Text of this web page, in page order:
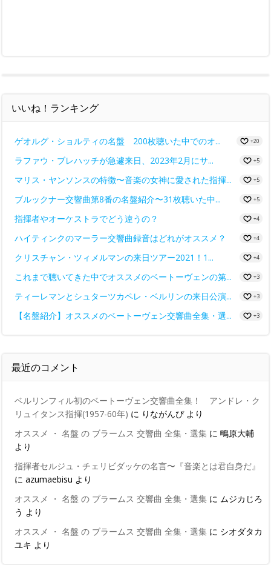
いいね！ランキング
ゲオルグ・ショルティの名盤 200枚聴いた中でのオ... +20
ラファウ・ブレハッチが急遽来日、2023年2月にサ... +5
マリス・ヤンソンスの特徴〜音楽の女神に愛された指揮... +5
ブルックナー交響曲第8番の名盤紹介〜31枚聴いた中... +5
指揮者やオーケストラでどう違うの？ +4
ハイティンクのマーラー交響曲録音はどれがオススメ？ +4
クリスチャン・ツィメルマンの来日ツアー2021！1... +4
これまで聴いてきた中でオススメのベートーヴェンの第... +3
ティーレマンとシュターツカペレ・ベルリンの来日公演... +3
【名盤紹介】オススメのベートーヴェン交響曲全集・選... +3
最近のコメント
ベルリンフィル初のベートーヴェン交響曲全集！ アンドレ・ク
リュイタンス指揮(1957-60年) に りながんぴより
オススメ ・ 名盤 の ブラームス 交響曲 全集・選集 に 鴫原大輔
より
指揮者セルジュ・チェリビダッケの名言〜『音楽とは君自身だ』
に azumaebisu より
オススメ ・ 名盤 の ブラームス 交響曲 全集・選集 に ムジカじろ
う より
オススメ ・ 名盤 の ブラームス 交響曲 全集・選集 に シオダタカ
ユキ より